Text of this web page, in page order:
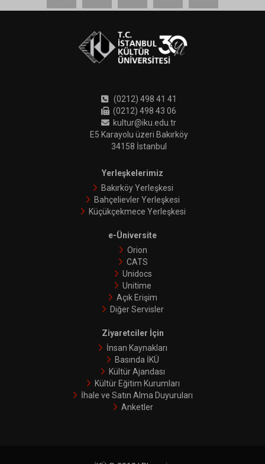
(0212) 498 41 41
(0212) 498 43 06
kultur@iku.edu.tr
E5 Karayolu üzeri Bakırköy
34158 İstanbul
Yerleşkelerimiz
Bakırköy Yerleşkesi
Bahçelievler Yerleşkesi
Küçükçekmece Yerleşkesi
e-Üniversite
Orion
CATS
Unidocs
Unitime
Açık Erişim
Diğer Servisler
Ziyaretciler İçin
İnsan Kaynakları
Basında İKÜ
Kültür Ajandası
Kültür Eğitim Kurumları
İhale ve Satın Alma Duyuruları
Anketler